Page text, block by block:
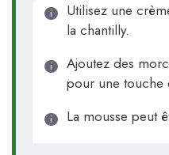
Utilisez une
la chantilly.
Ajoutez des
pour une touche
La mousse peut